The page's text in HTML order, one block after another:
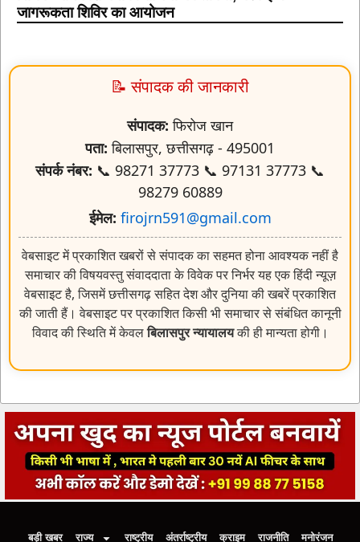
जागरूकता शिविर का आयोजन
📝 संपादक की जानकारी
संपादक: फिरोज खान
पता: बिलासपुर, छत्तीसगढ़ - 495001
संपर्क नंबर: 📞 98271 37773 📞 97131 37773 📞
98279 60889
ईमेल: firojrn591@gmail.com
वेबसाइट में प्रकाशित खबरों से संपादक का सहमत होना आवश्यक नहीं है
समाचार की विषयवस्तु संवाददाता के विवेक पर निर्भर यह एक हिंदी न्यूज़
वेबसाइट है, जिसमें छत्तीसगढ़ सहित देश और दुनिया की खबरें प्रकाशित
की जाती हैं। वेबसाइट पर प्रकाशित किसी भी समाचार से संबंधित कानूनी
विवाद की स्थिति में केवलबिलासपुर न्यायालयकी ही मान्यता होगी।
बड़ी खबर राज्य राष्ट्रीय अंतर्राष्ट्रीय क्राइम राजनीति मनोरंजन